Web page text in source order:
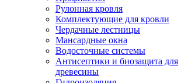
Рулонная кровля
Комплектующие для кровли
Чердачные лестницы
Мансардные окна
Водосточные системы
Антисептики и биозащита для
древесины